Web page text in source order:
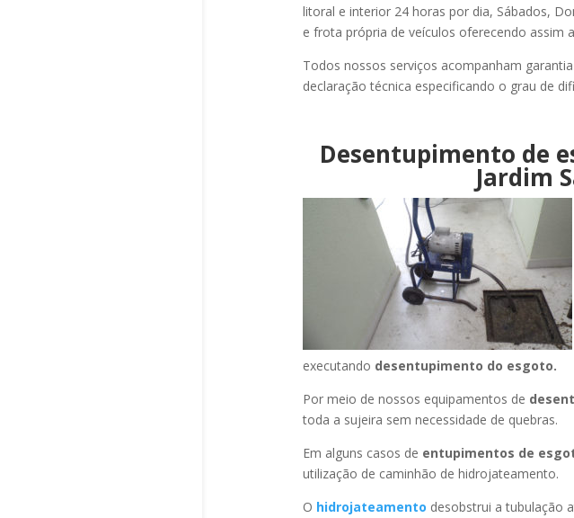
litoral e interior 24 horas por dia, Sábados,
e frota própria de veículos oferecendo assim
Todos nossos serviços acompanham
declaração técnica especificando o grau de
Desentupimento de
Jardim
executando desentupimento do esgoto.
Por meio de nossos equipamentos de
toda a sujeira sem necessidade de quebras.
Em alguns casos de entupimentos de
utilização de caminhão de hidrojateamento.
O hidrojateamento desobstrui a tubulação